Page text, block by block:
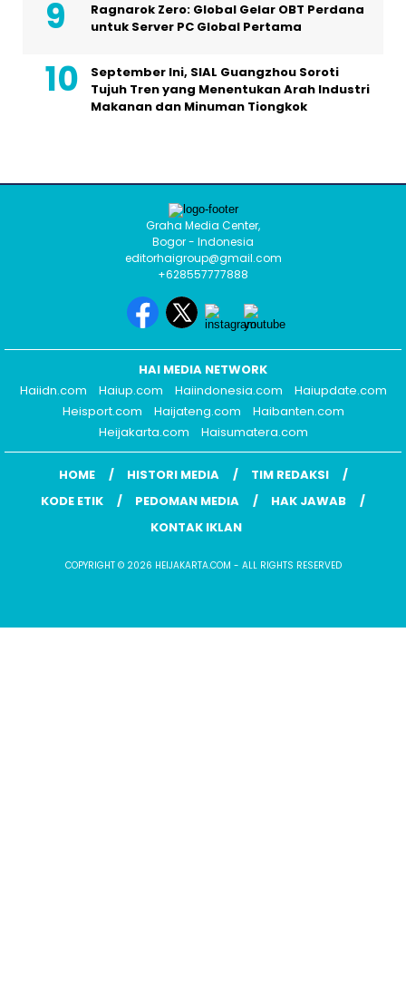
Ragnarok Zero: Global Gelar OBT Perdana
untuk Server PC Global Pertama
September Ini, SIAL Guangzhou Soroti
Tujuh Tren yang Menentukan Arah Industri
Makanan dan Minuman Tiongkok
Graha Media Center,
Bogor - Indonesia
editorhaigroup@gmail.com
+628557777888
HAI MEDIA NETWORK
Haiidn.com
Haiup.com Haiindonesia.com
Haiupdate.com
Heisport.com
Haijateng.com
Haibanten.com
Heijakarta.com
Haisumatera.com
HOME HISTORI MEDIA
TIM REDAKSI
KODE ETIK
PEDOMAN MEDIA
HAK JAWAB
KONTAK IKLAN
COPYRIGHT © 2026 HEIJAKARTA.COM - ALL RIGHTS RESERVED